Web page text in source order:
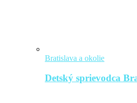
Bratislava a okolie
Detský sprievodca